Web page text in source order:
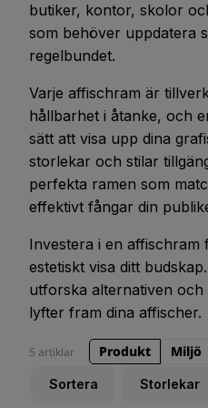
butiker, kontor, skolor
som behöver uppdatera
regelbundet.
Varje affischram är
hållbarhet i åtanke, och
sätt att visa upp dina
storlekar och stilar
perfekta ramen som
effektivt fångar din
Investera i en affischram
estetiskt visa ditt
utforska alternativen
lyfter fram dina affischer.
Sortera Storlekar
5 artiklar Produkt Miljö